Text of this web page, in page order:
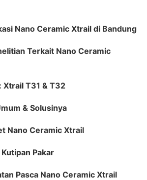
Nano Ceramic Xtrail di Bandung
Terkait Nano Ceramic
Xtrail T31 & T32
& Solusinya
Nano Ceramic Xtrail
Pakar
Pasca Nano Ceramic Xtrail